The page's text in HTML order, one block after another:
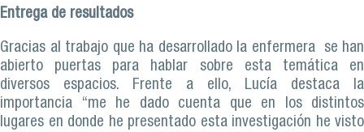
Entrega de resultados
Gracias al trabajo que ha desarrollado la enfermera se han
abierto puertas para hablar sobre esta temática en
diversos espacios. Frente a ello, Lucía destaca la
importancia “me he dado cuenta que en los distintos
lugares en donde he presentado esta investigación he visto